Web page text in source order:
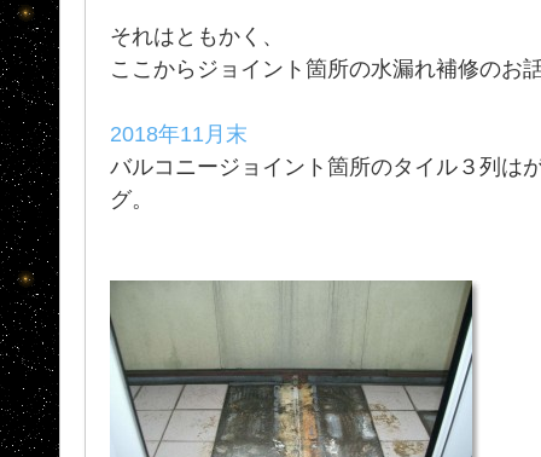
それはともかく、
ここからジョイント箇所の水漏れ補修のお
2018年11月末
バルコニージョイント箇所のタイル３列は
グ。